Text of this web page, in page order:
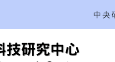
中央